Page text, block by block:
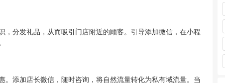
分发礼品，从而吸引门店附近的顾客。引导添加微信，在小程
添加店长微信，随时咨询，将自然流量转化为私有域流量。当